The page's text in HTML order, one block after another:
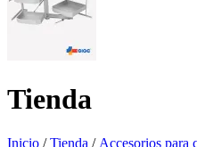
Tienda
Inicio /Tienda / Accesorios para